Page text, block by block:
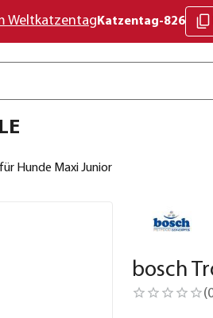
Weltkatzentag Katzentag-826
Hunde Maxi Junior
bosch
(